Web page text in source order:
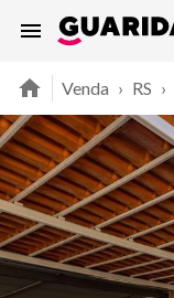
Venda › RS ›